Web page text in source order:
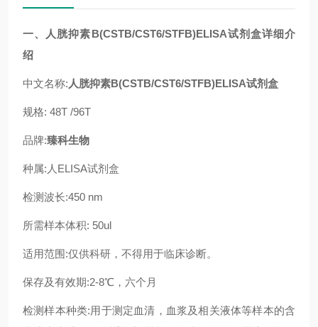
一、 人胱抑素B(CSTB/CST6/STFB)ELISA试剂盒详细介
绍
中文名称: 人胱抑素B(CSTB/CST6/STFB)ELISA试剂盒
规格: 48T /96T
品牌:臻科生物
种属:人ELISA试剂盒
检测波长:450 nm
所需样本体积: 50ul
适用范围:仅供科研，不得用于临床诊断。
保存及有效期:2-8℃，六个月
检测样本种类:用于测定血清，血浆及相关液体等样本的含